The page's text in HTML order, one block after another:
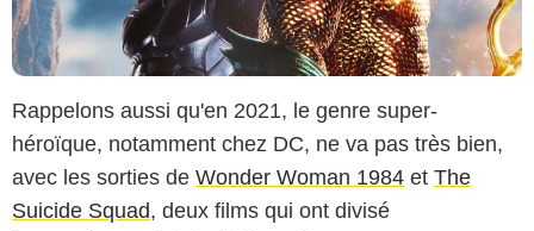
Rappelons aussi qu'en 2021, le genre super-
héroïque, notamment chez DC, ne va pas très bien,
avec les sorties de Wonder Woman 1984 et The
Suicide Squad, deux films qui ont divisé